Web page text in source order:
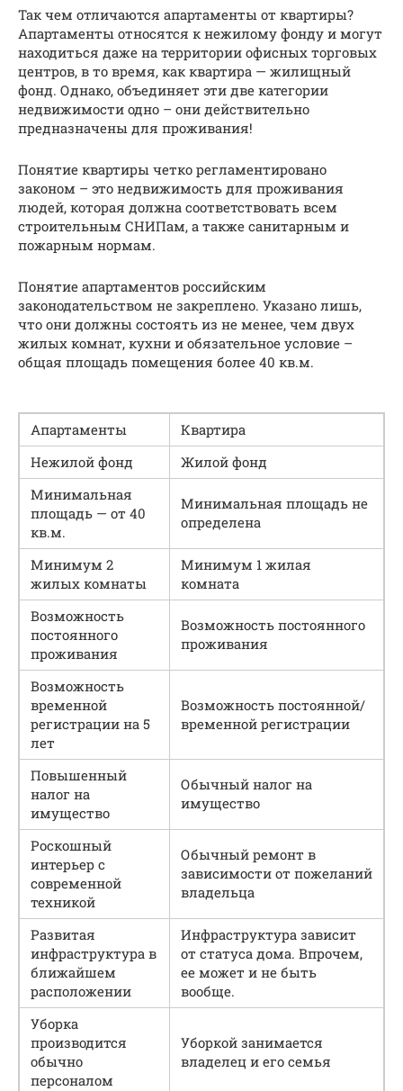
Так чем отличаются апартаменты от квартиры?
Апартаменты относятся к нежилому фонду и могут
находиться даже на территории офисных торговых
центров, в то время, как квартира — жилищный
фонд. Однако, объединяет эти две категории
недвижимости одно – они действительно
предназначены для проживания!
Понятие квартиры четко регламентировано
законом – это недвижимость для проживания
людей, которая должна соответствовать всем
строительным СНИПам, а также санитарным и
пожарным нормам.
Понятие апартаментов российским
законодательством не закреплено. Указано лишь,
что они должны состоять из не менее, чем двух
жилых комнат, кухни и обязательное условие –
общая площадь помещения более 40 кв.м.
Апартаменты
Квартира
Нежилой фонд
Жилой фонд
Минимальная
площадь — от 40
кв.м.
Минимальная площадь не
определена
Минимум 2
жилых комнаты
Минимум 1 жилая
комната
Возможность
постоянного
проживания
Возможность постоянного
проживания
Возможность
временной
регистрации на 5
лет
Возможность постоянной/
временной регистрации
Повышенный
налог на
имущество
Обычный налог на
имущество
Роскошный
интерьер с
современной
техникой
Обычный ремонт в
зависимости от пожеланий
владельца
Развитая
инфраструктура в
ближайшем
расположении
Инфраструктура зависит
от статуса дома. Впрочем,
ее может и не быть
вообще.
Уборка
производится
обычно
персоналом
Уборкой занимается
владелец и его семья